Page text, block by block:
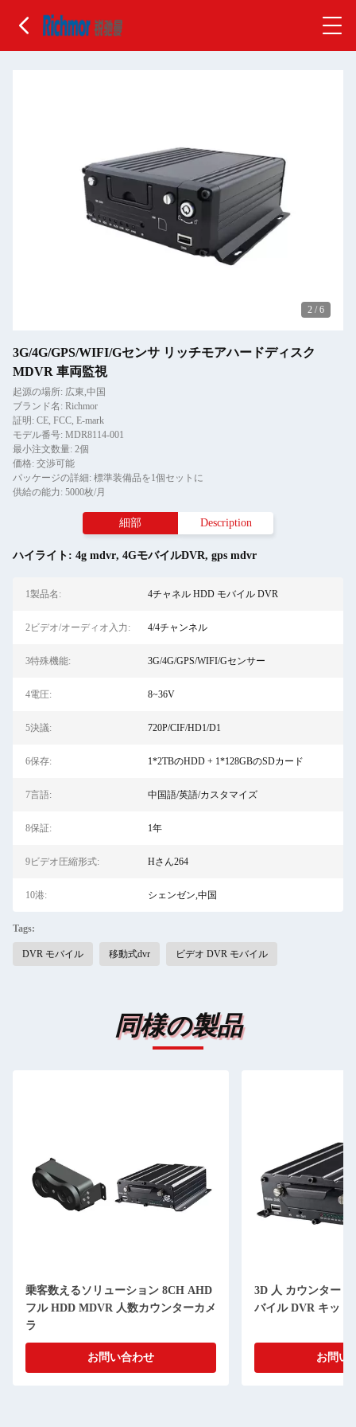
2 / 6
3G/4G/GPS/WIFI/Gセンサ リッチモアハードディスク
MDVR 車両監視
起源の場所: 広東,中国
ブランド名: Richmor
証明: CE, FCC, E-mark
モデル番号: MDR8114-001
最小注文数量: 2個
価格: 交渉可能
パッケージの詳細: 標準装備品を1個セットに
供給の能力: 5000枚/月
細部 Description
ハイライト: 4g mdvr, 4GモバイルDVR, gps mdvr
1製品名: 4チャネル HDD モバイル DVR
2ビデオ/オーディオ入力: 4/4チャンネル
3特殊機能: 3G/4G/GPS/WIFI/Gセンサー
4電圧: 8~36V
5決議: 720P/CIF/HD1/D1
6保存: 1*2TBのHDD + 1*128GBのSDカード
7言語: 中国語/英語/カスタマイズ
8保証: 1年
9ビデオ圧縮形式: Hさん264
10港: シェンゼン,中国
Tags:
DVR モバイル 移動式dvr ビデオ DVR モバイル
同様の製品
乗客数えるソリューション 8CH AHD
フル HDD MDVR 人数カウンターカメ
ラ
お問い合わせ
3D 人 カウンター
バイル DVR キット
お問い